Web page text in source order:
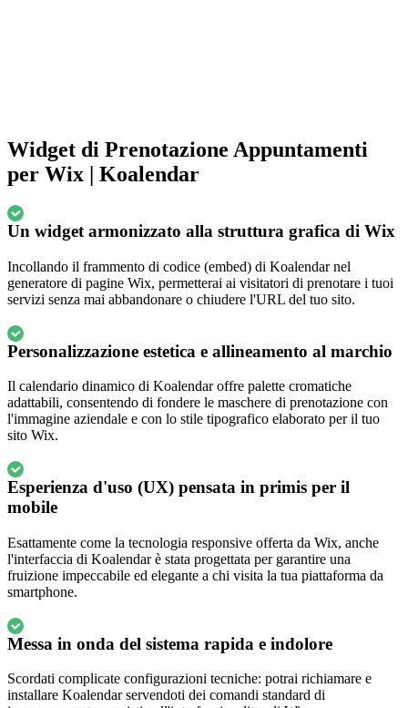
Widget di Prenotazione Appuntamenti
per Wix | Koalendar
Un widget armonizzato alla struttura grafica di Wix
Incollando il frammento di codice (embed) di Koalendar nel
generatore di pagine Wix, permetterai ai visitatori di prenotare i tuoi
servizi senza mai abbandonare o chiudere l'URL del tuo sito.
Personalizzazione estetica e allineamento al marchio
Il calendario dinamico di Koalendar offre palette cromatiche
adattabili, consentendo di fondere le maschere di prenotazione con
l'immagine aziendale e con lo stile tipografico elaborato per il tuo
sito Wix.
Esperienza d'uso (UX) pensata in primis per il
mobile
Esattamente come la tecnologia responsive offerta da Wix, anche
l'interfaccia di Koalendar è stata progettata per garantire una
fruizione impeccabile ed elegante a chi visita la tua piattaforma da
smartphone.
Messa in onda del sistema rapida e indolore
Scordati complicate configurazioni tecniche: potrai richiamare e
installare Koalendar servendoti dei comandi standard di